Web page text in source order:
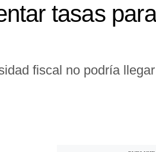
tasas
fiscal no podría